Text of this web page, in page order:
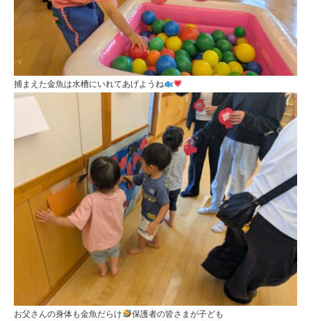
捕まえた金魚は水槽にいれてあげようね
お父さんの身体も金魚だらけ
保護者の皆さまが子ども